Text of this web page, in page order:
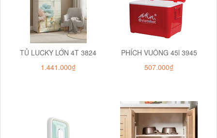
TỦ LUCKY LỚN 4T 3824
1.441.000₫
PHÍCH VUÔNG 45l 3945
507.000₫